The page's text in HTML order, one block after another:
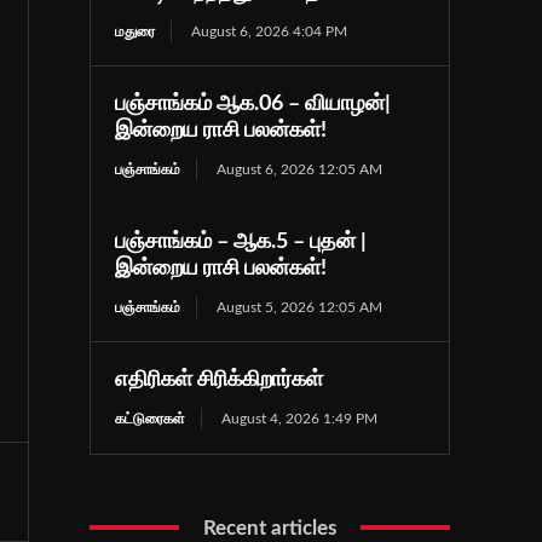
மதுரை August 6, 2026 4:04 PM
பஞ்சாங்கம் ஆக.06 – வியாழன்|
இன்றைய ராசி பலன்கள்!
பஞ்சாங்கம் August 6, 2026 12:05 AM
பஞ்சாங்கம் – ஆக.5 – புதன் |
இன்றைய ராசி பலன்கள்!
பஞ்சாங்கம் August 5, 2026 12:05 AM
எதிரிகள் சிரிக்கிறார்கள்
கட்டுரைகள் August 4, 2026 1:49 PM
Recent articles